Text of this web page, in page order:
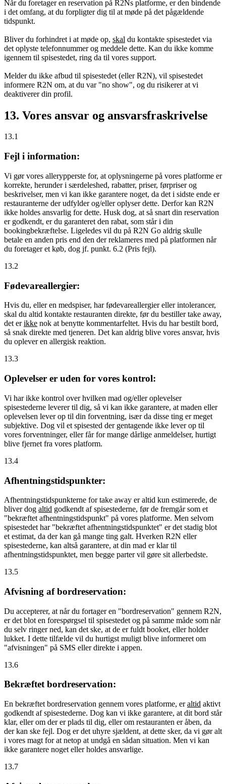
Når du foretager en reservation på R2Ns platforme, er den bindende
i det omfang, at du forpligter dig til at møde på det pågældende
tidspunkt.
Bliver du forhindret i at møde op, skal du kontakte spisestedet via
det oplyste telefonnummer og meddele dette. Kan du ikke komme
igennem til spisestedet, ring da til vores support.
Melder du ikke afbud til spisestedet (eller R2N), vil spisestedet
informere R2N om, at du var "no show", og du risikerer at vi
deaktiverer din profil.
13. Vores ansvar og ansvarsfraskrivelse
13.1
Fejl i information:
Vi gør vores allerypperste for, at oplysningerne på vores platforme er
korrekte, herunder i særdeleshed, rabatter, priser, førpriser og
beskrivelser, men vi kan ikke garantere noget, da det i sidste ende er
restauranterne der udfylder og/eller oplyser dette. Derfor kan R2N
ikke holdes ansvarlig for dette. Husk dog, at så snart din reservation
er godkendt, er du garanteret den rabat, som står i din
bookingbekræftelse. Ligeledes vil du på R2N Go aldrig skulle
betale en anden pris end den der reklameres med på platformen når
du foretager et køb, dog jf. punkt. 6.2 (Pris fejl).
13.2
Fødevareallergier:
Hvis du, eller en medspiser, har fødevareallergier eller intolerancer,
skal du altid kontakte restauranten direkte, før du bestiller take away,
det erikke nok at benytte kommentarfeltet. Hvis du har bestilt bord,
så snak direkte med tjeneren. Det kan aldrig blive vores ansvar, hvis
du oplever en allergisk reaktion.
13.3
Oplevelser er uden for vores kontrol:
Vi har ikke kontrol over hvilken mad og/eller oplevelser
spisestederne leverer til dig, så vi kan ikke garantere, at maden eller
oplevelsen lever op til din forventning, især da disse ting er meget
subjektive. Dog vil et spisested der gentagende ikke lever op til
vores forventninger, eller får for mange dårlige anmeldelser, hurtigt
blive fjernet fra vores platform.
13.4
Afhentningstidspunkter:
Afhentningstidspunkterne for take away er altid kun estimerede, de
bliver dog altid godkendt af spisestederne, før de fremgår som et
"bekræftet afhentningstidspunkt" på vores platforme. Men selvom
spisestedet har "bekræftet afhentningstidspunktet" er det stadig blot
et estimat, da der kan gå mange ting galt. Hverken R2N eller
spisestederne, kan altså garantere, at din mad er klar til
afhentningstidspunktet, men begge parter vil gøre sit allerbedste.
13.5
Afvisning af bordreservation:
Du accepterer, at når du fortager en "bordreservation" gennem R2N,
er det blot en forespørgsel til spisestedet og på samme måde som når
du selv ringer ned, kan det ske, at de er fuldt booket, eller holder
lukket. I dette tilfælde vil du hurtigst muligt blive informeret om
"afvisningen" på SMS eller direkte i appen.
13.6
Bekræftet bordreservation:
En bekræftet bordreservation gennem vores platforme, eraltid aktivt
godkendt af spisestederne. Dog kan vi ikke garantere, at dit bord står
klar, eller om der er plads til dig, eller om restauranten er åben, da
der kan ske fejl. Dog er det uhyre sjældent, at dette sker, da vi gør alt
i vores magt for at netop at undgå en sådan situation. Men vi kan
ikke garantere noget eller holdes ansvarlige.
13.7